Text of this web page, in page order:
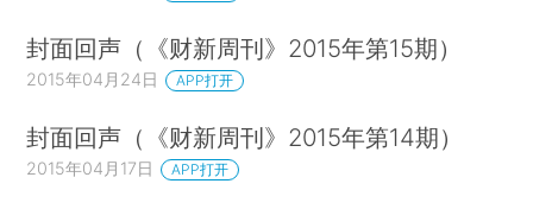
封面回声（《财新周刊》2015年第15期）
2015年04月24日 APP打开
封面回声（《财新周刊》2015年第14期）
2015年04月17日 APP打开